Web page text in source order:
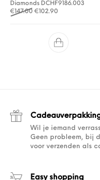
Diamonds DCHF9186.003
€ 147.00 Oorspronkelijke prijs
€ 102.90
Wil je iemand
Geen probleem, bij
voor verzenden als
Easy shopping